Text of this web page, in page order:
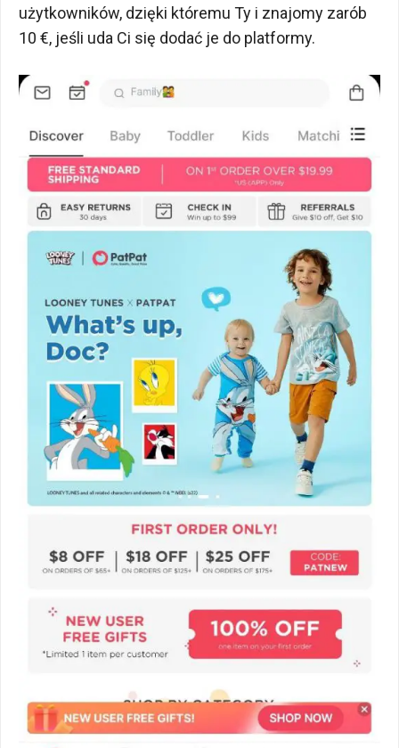
użytkowników, dzięki któremu Ty i znajomy zarób
10 €, jeśli uda Ci się dodać je do platformy.